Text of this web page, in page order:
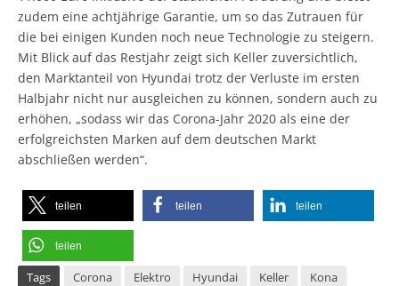
zudem eine achtjährige Garantie, um so das Zutrauen für
die bei einigen Kunden noch neue Technologie zu steigern.
Mit Blick auf das Restjahr zeigt sich Keller zuversichtlich,
den Marktanteil von Hyundai trotz der Verluste im ersten
Halbjahr nicht nur ausgleichen zu können, sondern auch zu
erhöhen, „sodass wir das Corona-Jahr 2020 als eine der
erfolgreichsten Marken auf dem deutschen Markt
abschließen werden“.
teilen teilen teilen
teilen
Tags Corona Elektro Hyundai Keller Kona